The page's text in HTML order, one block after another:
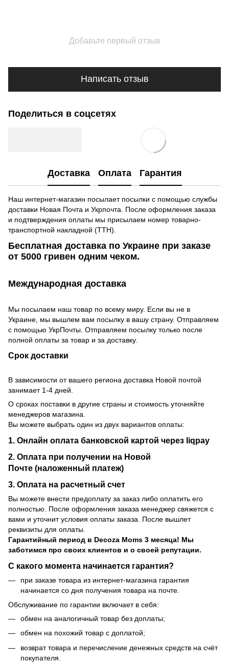
Добавьте первый отзыв
Написать отзыв
Поделиться в соцсетях
Доставка Оплата Гарантия
Наш интернет-магазин посылает посылки с помощью службы
доставки Новая Почта и Укрпочта. После оформления заказа
и подтверждения оплаты мы присылаем номер товарно-
транспортной накладной (ТТН).
Бесплатная доставка по Украине при заказе
от 5000 гривен одним чеком.
Международная доставка
Мы посылаем наш товар по всему миру. Если вы не в
Украине, мы вышлем вам посылку в вашу страну. Отправляем
с помощью УкрПочты. Отправляем посылку только после
полной оплаты за товар и за доставку.
Срок доставки
В зависимости от вашего региона доставка Новой почтой
занимает 1-4 дней.
О сроках поставки в другие страны и стоимость уточняйте
менеджеров магазина.
Вы можете выбрать один из двух вариантов оплаты:
1. Онлайн оплата банковской картой через liqpay
2. Оплата при получении на Новой
Почте (наложенный платеж)
3. Оплата на расчетный счет
Вы можете внести предоплату за заказ либо оплатить его
полностью. После оформления заказа менеджер свяжется с
вами и уточнит условия оплаты заказа. После вышлет
реквизиты для оплаты.
Гарантийный период в Decoza Moms 3 месяца! Мы
заботимся про своих клиентов и о своей репутации.
С какого момента начинается гарантия?
при заказе товара из интернет-магазина гарантия
начинается со дня получения товара на почте.
Обслуживание по гарантии включает в себя:
обмен на аналогичный товар без доплаты;
обмен на похожий товар с доплатой;
возврат товара и перечисление денежных средств на счёт
покупателя.